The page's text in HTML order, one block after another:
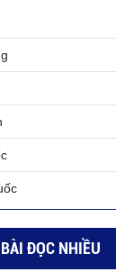
BÀI ĐỌC NHIỀU